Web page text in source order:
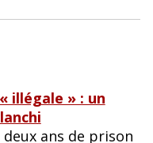
illégale » : un
ans de prison